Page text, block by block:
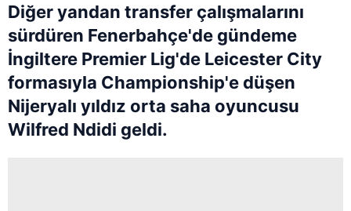
Diğer yandan transfer çalışmalarını
sürdüren Fenerbahçe'de gündeme
İngiltere Premier Lig'de Leicester City
formasıyla Championship'e düşen
Nijeryalı yıldız orta saha oyuncusu
Wilfred Ndidi geldi.